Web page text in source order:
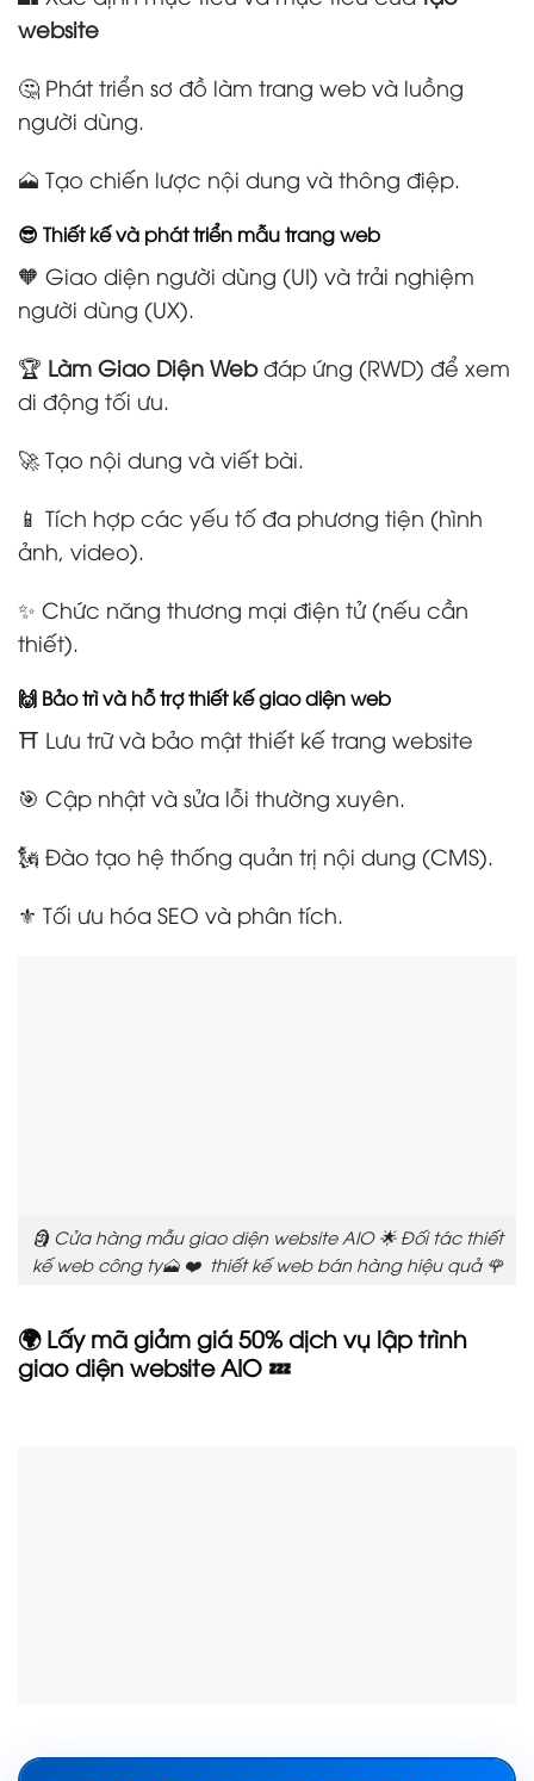
website
🤔 Phát triển sơ đồ làm trang web và luồng
người dùng.
🗻 Tạo chiến lược nội dung và thông điệp.
😎 Thiết kế và phát triển mẫu trang web
🧡 Giao diện người dùng (UI) và trải nghiệm
người dùng (UX).
🏆 Làm Giao Diện Webđáp ứng (RWD) để xem
di động tối ưu.
🚀 Tạo nội dung và viết bài.
📱 Tích hợp các yếu tố đa phương tiện (hình
ảnh, video).
✨ Chức năng thương mại điện tử (nếu cần
thiết).
🙌 Bảo trì và hỗ trợ thiết kế giao diện web
⛩️ Lưu trữ và bảo mật thiết kế trang website
🎯 Cập nhật và sửa lỗi thường xuyên.
🗽 Đào tạo hệ thống quản trị nội dung (CMS).
⚜️ Tối ưu hóa SEO và phân tích.
🗿 Cửa hàng mẫu giao diện website AIO 🌟 Đối tác thiết
kế web công ty🗻 ❤️ thiết kế web bán hàng hiệu quả 🌹
🌍 Lấy mã giảm giá 50% dịch vụ lập trình
giao diện website AIO 💤